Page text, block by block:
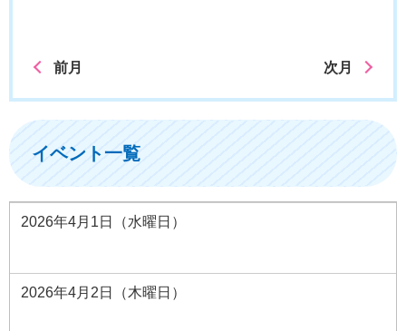
前月 次月
イベント一覧
2026年4月1日（水曜日）
2026年4月2日（木曜日）